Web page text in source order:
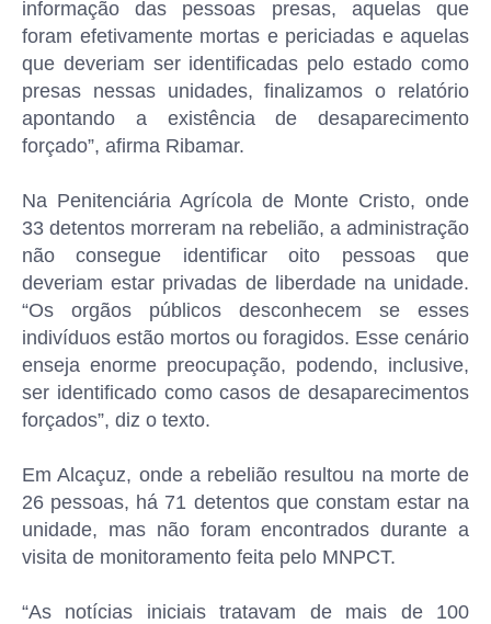
informação das pessoas presas, aquelas que
foram efetivamente mortas e periciadas e aquelas
que deveriam ser identificadas pelo estado como
presas nessas unidades, finalizamos o relatório
apontando a existência de desaparecimento
forçado”, afirma Ribamar.
Na Penitenciária Agrícola de Monte Cristo, onde
33 detentos morreram na rebelião, a administração
não consegue identificar oito pessoas que
deveriam estar privadas de liberdade na unidade.
“Os orgãos públicos desconhecem se esses
indivíduos estão mortos ou foragidos. Esse cenário
enseja enorme preocupação, podendo, inclusive,
ser identificado como casos de desaparecimentos
forçados”, diz o texto.
Em Alcaçuz, onde a rebelião resultou na morte de
26 pessoas, há 71 detentos que constam estar na
unidade, mas não foram encontrados durante a
visita de monitoramento feita pelo MNPCT.
“As notícias iniciais tratavam de mais de 100